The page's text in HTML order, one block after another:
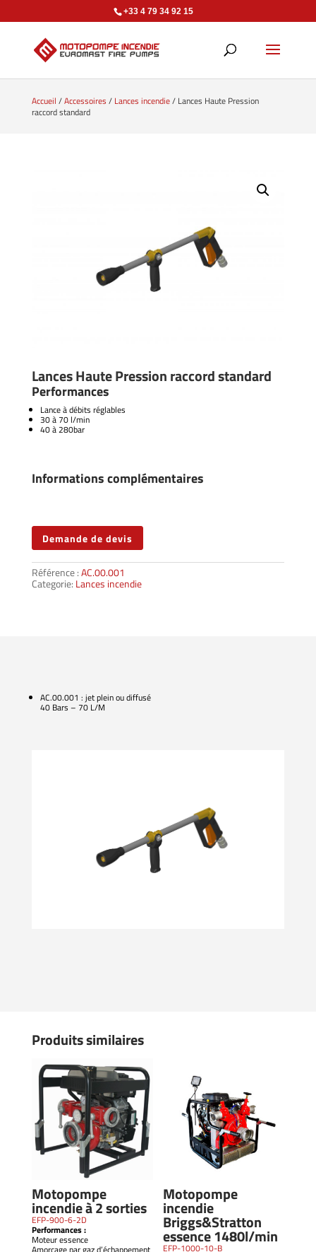
+33 4 79 34 92 15
Accueil /Accessoires / Lances incendie/ Lances Haute Pression
raccord standard
Lances Haute Pression raccord standard
Performances
Lance à débits réglables
30 à 70 l/min
40 à 280bar
Informations complémentaires
Demande de devis
Référence :AC.00.001
Categorie: Lances incendie
AC.00.001 : jet plein ou diffusé
40 Bars – 70 L/M
Produits similaires
Motopompe
incendie à 2 sorties
EFP-900-6-2D
Performances :
Moteur essence
Motopompe
incendie
Briggs&Stratton
essence 1480l/min
EFP-1000-10-B